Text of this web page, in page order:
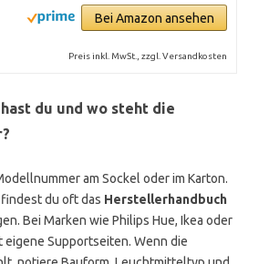
Bei Amazon ansehen
Preis inkl. MwSt., zzgl. Versandkosten
du und wo steht die
am Sockel oder im Karton.
du oft das Herstellerhandbuch
Bei Marken wie Philips Hue, Ikea oder
eigene Supportseiten. Wenn die